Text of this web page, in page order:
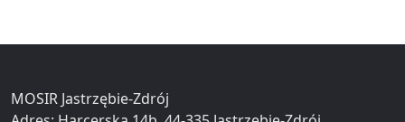
MOSIR Jastrzębie-Zdrój